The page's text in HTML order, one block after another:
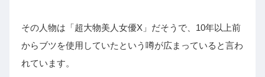
その人物は「超大物美人女優X」だそうで、10年以上前
からブツを使用していたという噂が広まっていると言わ
れています。